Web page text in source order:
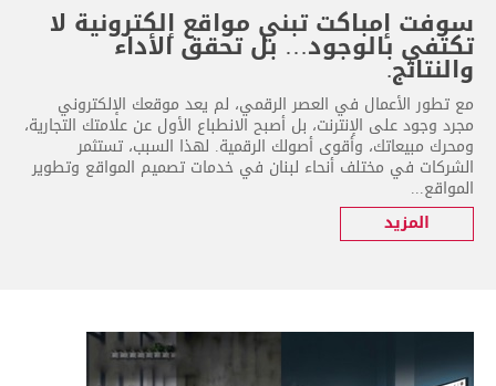
سوفت إمباكت تبني مواقع إلكترونية لا
تكتفي بالوجود… بل تحقق الأداء
والنتائج.
مع تطور الأعمال في العصر الرقمي، لم يعد موقعك الإلكتروني
مجرد وجود على الإنترنت، بل أصبح الانطباع الأول عن علامتك التجارية،
ومحرك مبيعاتك، وأقوى أصولك الرقمية. لهذا السبب، تستثمر
الشركات في مختلف أنحاء لبنان في خدمات تصميم المواقع وتطوير
المواقع...
المزيد